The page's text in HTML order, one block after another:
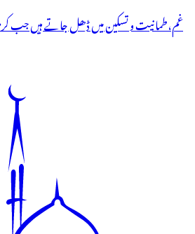
غم،طمانیت و تسکین میں ڈھل جاتے ہیں جب